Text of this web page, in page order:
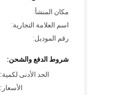
مكان المنشأ:
اسم العلامة التجارية:
رقم الموديل:
شروط الدفع والشحن:
الحد الأدنى لكمية:
الأسعار: